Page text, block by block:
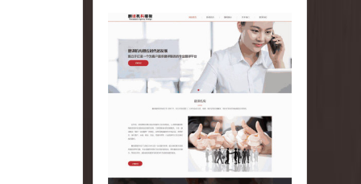
响应式咨询顾问专业服务翻译机构网站模板
(带手机版)